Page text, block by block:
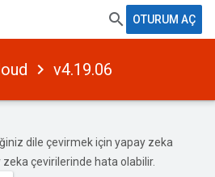
OTURUM AÇ
v4.19.06
dile çevirmek için yapay zeka
zeka çevirilerinde hata olabilir.